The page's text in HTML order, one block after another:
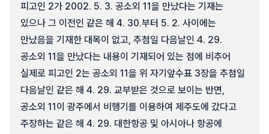
피고인 2가 2002. 5. 3. 공소외 11을 만났다는 기재는
있으나 그 이전인 같은 해 4. 30.부터 5. 2. 사이에는
만났음을 기재한 대목이 없고, 추첨일 다음날인 4. 29.
공소외 11을 만났다는 내용이 기재되어 있는 점에 비추어
실제로 피고인 2는 공소외 11을 위 자기앞수표 3장을 추첨일
다음날인 같은 해 4. 29. 교부받은 것으로 보이는 반면,
공소외 11이 광주에서 비행기를 이용하여 제주도에 갔다고
주장하는 같은 해 4. 29. 대한항공 및 아시아나 항공에